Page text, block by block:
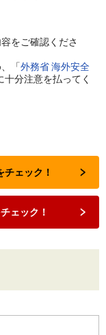
をご確認くださ
「外務省 海外安全
十分注意を払ってく
ェック！
ェック！